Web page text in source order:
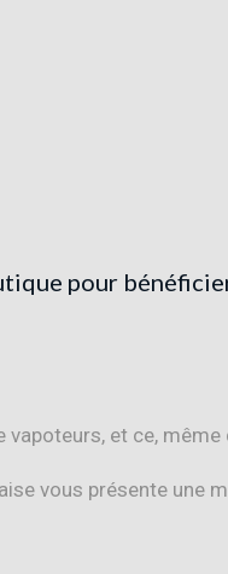
pour
et ce, même
vous présente une